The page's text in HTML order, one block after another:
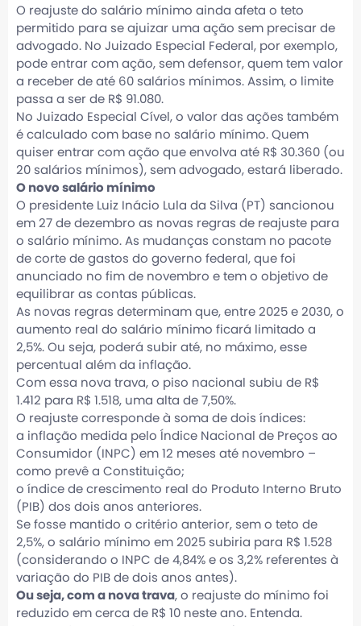
O reajuste do salário mínimo ainda afeta o teto
permitido para se ajuizar uma ação sem precisar de
advogado. No Juizado Especial Federal, por exemplo,
pode entrar com ação, sem defensor, quem tem valor
a receber de até 60 salários mínimos. Assim, o limite
passa a ser de R$ 91.080.
No Juizado Especial Cível, o valor das ações também
é calculado com base no salário mínimo. Quem
quiser entrar com ação que envolva até R$ 30.360 (ou
20 salários mínimos), sem advogado, estará liberado.
O novo salário mínimo
O presidente Luiz Inácio Lula da Silva (PT) sancionou
em 27 de dezembro as novas regras de reajuste para
o salário mínimo. As mudanças constam no pacote
de corte de gastos do governo federal, que foi
anunciado no fim de novembro e tem o objetivo de
equilibrar as contas públicas.
As novas regras determinam que, entre 2025 e 2030, o
aumento real do salário mínimo ficará limitado a
2,5%. Ou seja, poderá subir até, no máximo, esse
percentual além da inflação.
Com essa nova trava, o piso nacional subiu de R$
1.412 para R$ 1.518, uma alta de 7,50%.
O reajuste corresponde à soma de dois índices:
a inflação medida pelo Índice Nacional de Preços ao
Consumidor (INPC) em 12 meses até novembro –
como prevê a Constituição;
o índice de crescimento real do Produto Interno Bruto
(PIB) dos dois anos anteriores.
Se fosse mantido o critério anterior, sem o teto de
2,5%, o salário mínimo em 2025 subiria para R$ 1.528
(considerando o INPC de 4,84% e os 3,2% referentes à
variação do PIB de dois anos antes).
Ou seja, com a nova trava, o reajuste do mínimo foi
reduzido em cerca de R$ 10 neste ano. Entenda.